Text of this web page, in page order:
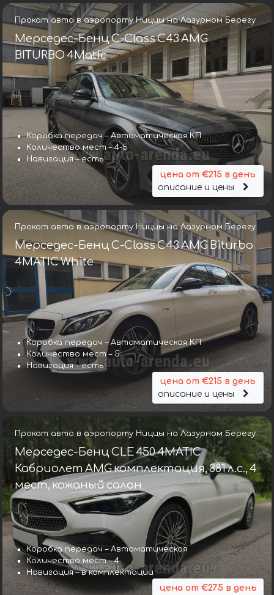
Прокат авто в аэропорту Ниццы на Лазурном Берегу
Мерседес-Бенц C-Class C43 AMG
BITURBO 4Matic
Коробка передач – Автоматическая КП
Количество мест – 4-5
Навигация – есть
цена от €215 в день
описание и цены
Прокат авто в аэропорту Ниццы на Лазурном Берегу
Мерседес-Бенц C-Class C43 AMG Biturbo
4MATIC White
Коробка передач – Автоматическая КП
Количество мест – 5
Навигация – есть
цена от €215 в день
описание и цены
Прокат авто в аэропорту Ниццы на Лазурном Берегу
Мерседес-Бенц CLE 450 4MATIC
Кабриолет AMG комплектация, 381 л.с., 4
мест, кожаный салон
Коробка передач – Автоматическая
Количество мест – 4
Навигация – в комплектации
цена от €275 в день